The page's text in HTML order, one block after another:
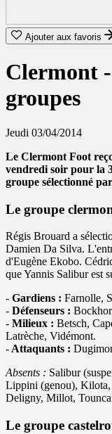
Ajouter aux favoris
Clermont
groupes
Jeudi 03/04/2014
Le Clermont Foot
vendredi soir pour la
groupe sélectionné
Le groupe
Régis Brouard a
Damien Da Silva.
d'Eugène Ekobo.
que Yannis Salibur est
- Gardiens : Farnolle,
- Défenseurs :
- Milieux : Betsch,
Latrèche, Vidémont.
- Attaquants :
Absents : Salibur
Lippini (genou), Kilota,
Deligny, Millot,
Le groupe